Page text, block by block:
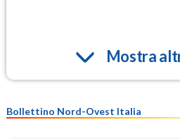
Mostra
Bollettino Nord-Ovest Italia